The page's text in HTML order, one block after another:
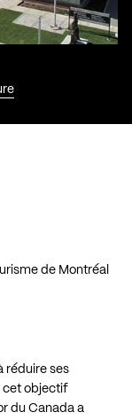
de Montréal
réduire ses
cet objectif
du Canada a